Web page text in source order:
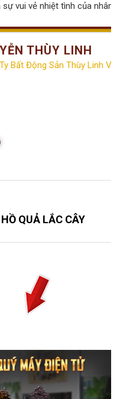
vui vẻ nhiệt tình của nhân
THÙY LINH
Bất Động Sản Thùy Linh
QUẢ LẮC CÂY